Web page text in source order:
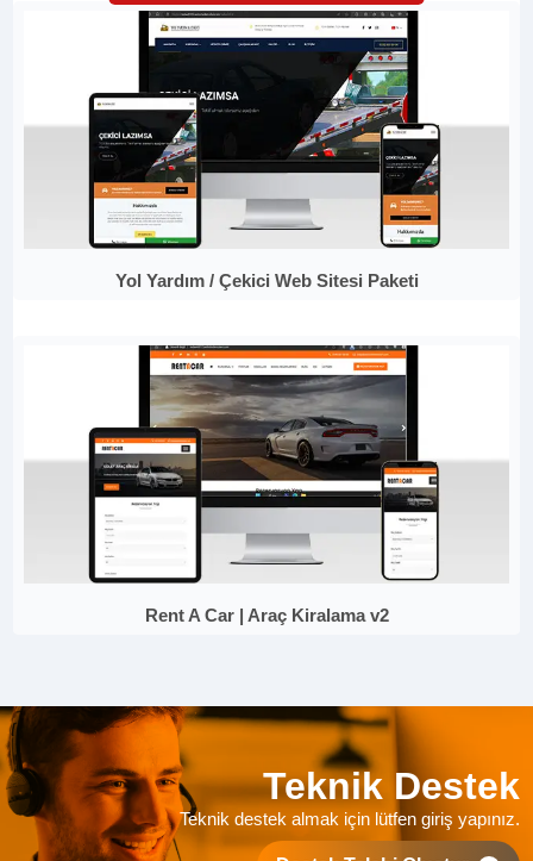
Yol Yardım / Çekici Web Sitesi Paketi
Rent A Car | Araç Kiralama v2
Teknik Destek
Teknik destek almak için lütfen giriş yapınız.